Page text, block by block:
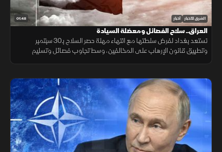
01:48 الشرق للأخبار أخبار
العراق.. سلاح الفصائل ومعضلة السيادة
تستعد بغداد لفرض سلطتها مع انتهاء مهلة حصر السلاح بـ30 سبتمبر
وتطبيق قانون الإرهاب على المخالفين، وسط تجاوب فصائل وتسليم